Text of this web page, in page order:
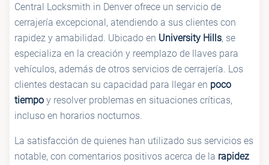
Central Locksmith in Denver ofrece un servicio de
cerrajería excepcional, atendiendo a sus clientes con
rapidez y amabilidad. Ubicado en University Hills, se
especializa en la creación y reemplazo de llaves para
vehículos, además de otros servicios de cerrajería. Los
clientes destacan su capacidad para llegar en poco
tiempo y resolver problemas en situaciones críticas,
incluso en horarios nocturnos.
La satisfacción de quienes han utilizado sus servicios es
notable, con comentarios positivos acerca de la rapidez